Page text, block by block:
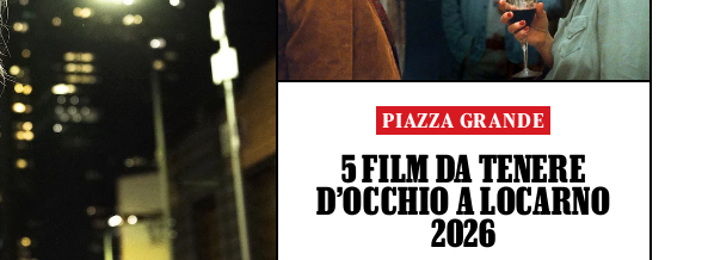
PIAZZA GRANDE
5 FILM DA TENERE
D’OCCHIO A LOCARNO
2026